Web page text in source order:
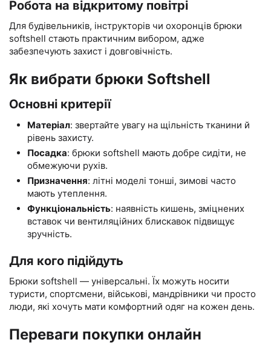
Робота на відкритому повітрі
Для будівельників, інструкторів чи охоронців брюки
softshell стають практичним вибором, адже
забезпечують захист і довговічність.
Як вибрати брюки Softshell
Основні критерії
Матеріал: звертайте увагу на щільність тканини й
рівень захисту.
Посадка: брюки softshell мають добре сидіти, не
обмежуючи рухів.
Призначення: літні моделі тонші, зимові часто
мають утеплення.
Функціональність: наявність кишень, зміцнених
вставок чи вентиляційних блискавок підвищує
зручність.
Для кого підійдуть
Брюки softshell — універсальні. Їх можуть носити
туристи, спортсмени, військові, мандрівники чи просто
люди, які хочуть мати комфортний одяг на кожен день.
Переваги покупки онлайн